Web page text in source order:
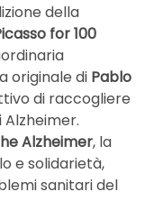
della
for 100
originale di Pablo
di raccogliere
Alzheimer, la
e solidarietà,
sanitari del